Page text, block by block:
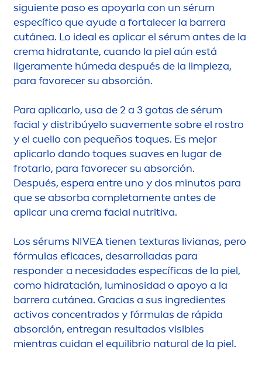
siguiente paso es apoyarla con un sérum
específico que ayude a fortalecer la barrera
cutánea. Lo ideal es aplicar el sérum antes de la
crema hidratante, cuando la piel aún está
ligeramente húmeda después de la limpieza,
para favorecer su absorción.
Para aplicarlo, usa de 2 a 3 gotas de sérum
facial y distribúyelo suavemente sobre el rostro
y el cuello con pequeños toques. Es mejor
aplicarlo dando toques suaves en lugar de
frotarlo, para favorecer su absorción.
Después, espera entre uno y dos minutos para
que se absorba completamente antes de
aplicar una crema facial nutritiva.
Los sérums NIVEAtienen texturas livianas, pero
fórmulas eficaces, desarrolladas para
responder a necesidades específicas de la piel,
como hidratación, luminosidad o apoyo a la
barrera cutánea. Gracias a sus ingredientes
activos concentrados y fórmulas de rápida
absorción, entregan resultados visibles
mientras cuidan el equilibrio natural de la piel.